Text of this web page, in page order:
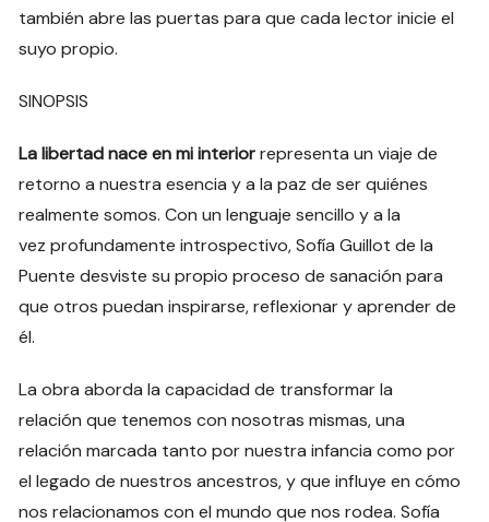
también abre las puertas para que cada lector inicie el
suyo propio.
SINOPSIS
La libertad nace en mi interiorrepresenta un viaje de
retorno a nuestra esencia y a la paz de ser quiénes
realmente somos. Con un lenguaje sencillo y a la
vez profundamente introspectivo, Sofía Guillot de la
Puente desviste su propio proceso de sanación para
que otros puedan inspirarse, reflexionar y aprender de
él.
La obra aborda la capacidad de transformar la
relación que tenemos con nosotras mismas, una
relación marcada tanto por nuestra infancia como por
el legado de nuestros ancestros, y que influye en cómo
nos relacionamos con el mundo que nos rodea. Sofía